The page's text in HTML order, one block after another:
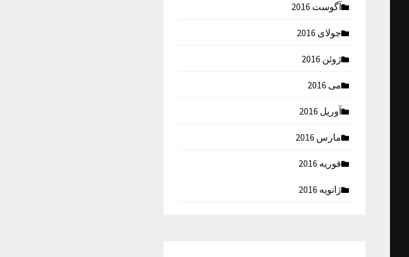
آگوست 2016
جولای 2016
ژوئن 2016
می 2016
آوریل 2016
مارس 2016
فوریه 2016
ژانویه 2016